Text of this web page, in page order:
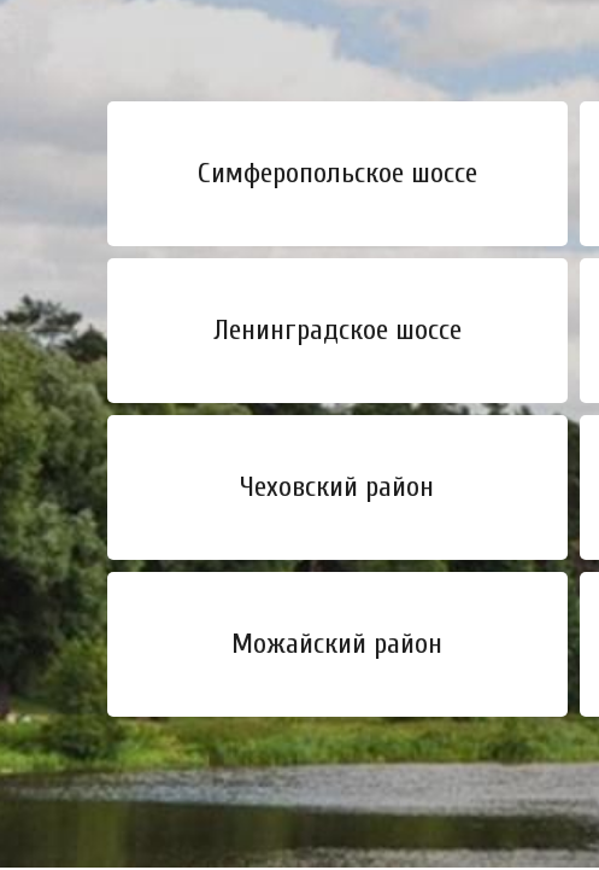
Симферопольское шоссе
Ленинградское шоссе
Чеховский район
Можайский район